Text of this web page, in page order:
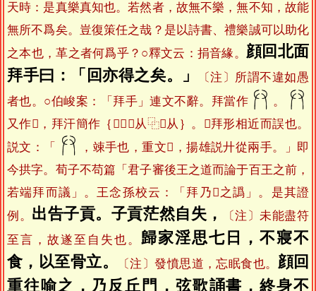
天時：是真樂真知也。若然者，故無不樂，無不知，故能
無所不爲矣。豈復策任之哉？是以詩書、禮樂誠可以助化
之本也，革之者何爲乎？○釋文云：捐音緣。顔回北面
拜手曰：「回亦得之矣。」
〔注〕所謂不違如愚
者也。○伯峻案：「拜手」連文不辭。拜當作
。
又作𢪒，拜汗簡作｛⿰⿻𰀁从⿻𰀁从｝。𢪒拜形相近而誤也。
説文：「
，竦手也，重文𢪒，揚雄説廾從兩手。」即
今拱字。荀子不苟篇「君子審後王之道而論于百王之前，
若端拜而議」。王念孫校云：「拜乃𢪒之譌」。是其證
例。 出告子貢。子貢茫然自失，
〔注〕未能盡符
至言，故遂至自失也。 歸家淫思七日，不寢不
食，以至骨立。
〔注〕發憤思道，忘眠食也。 顔回
重往喻之，乃反丘門，弦歌誦書，終身不